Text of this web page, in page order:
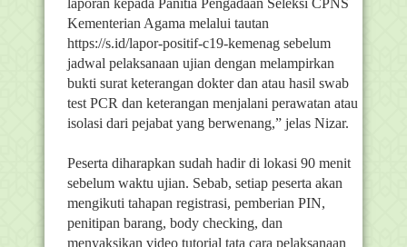
laporan kepada Panitia Pengadaan Seleksi CPNS
Kementerian Agama melalui tautan
https://s.id/lapor-positif-c19-kemenag sebelum
jadwal pelaksanaan ujian dengan melampirkan
bukti surat keterangan dokter dan atau hasil swab
test PCR dan keterangan menjalani perawatan atau
isolasi dari pejabat yang berwenang,” jelas Nizar.
Peserta diharapkan sudah hadir di lokasi 90 menit
sebelum waktu ujian. Sebab, setiap peserta akan
mengikuti tahapan registrasi, pemberian PIN,
penitipan barang, body checking, dan
menyaksikan video tutorial tata cara pelaksanaan